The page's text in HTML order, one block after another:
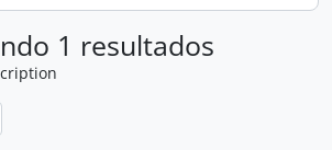
1 resultados